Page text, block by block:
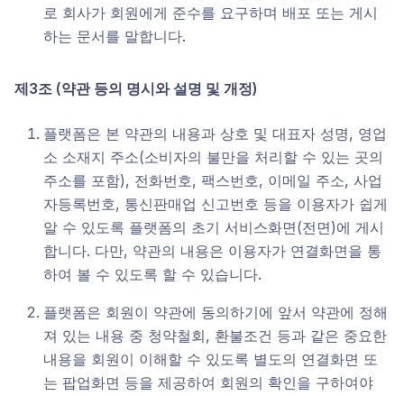
로 회사가 회원에게 준수를 요구하며 배포 또는 게시
하는 문서를 말합니다.
제3조 (약관 등의 명시와 설명 및 개정)
플랫폼은 본 약관의 내용과 상호 및 대표자 성명, 영업
소 소재지 주소(소비자의 불만을 처리할 수 있는 곳의
주소를 포함), 전화번호, 팩스번호, 이메일 주소, 사업
자등록번호, 통신판매업 신고번호 등을 이용자가 쉽게
알 수 있도록 플랫폼의 초기 서비스화면(전면)에 게시
합니다. 다만, 약관의 내용은 이용자가 연결화면을 통
하여 볼 수 있도록 할 수 있습니다.
플랫폼은 회원이 약관에 동의하기에 앞서 약관에 정해
져 있는 내용 중 청약철회, 환불조건 등과 같은 중요한
내용을 회원이 이해할 수 있도록 별도의 연결화면 또
는 팝업화면 등을 제공하여 회원의 확인을 구하여야